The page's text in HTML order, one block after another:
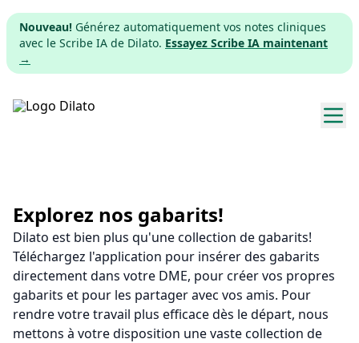
Nouveau! Générez automatiquement vos notes cliniques
avec le Scribe IA de Dilato. Essayez Scribe IA maintenant
→
Tarifs
Télécharger
App web
S'inscrire
Explorez nos gabarits!
Dilato est bien plus qu'une collection de gabarits!
Téléchargez l'application pour insérer des gabarits
directement dans votre DME, pour créer vos propres
gabarits et pour les partager avec vos amis. Pour
rendre votre travail plus efficace dès le départ, nous
mettons à votre disposition une vaste collection de